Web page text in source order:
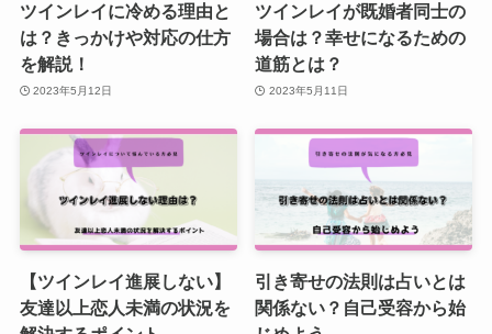
ツインレイに冷める理由と
は？きっかけや対応の仕方
を解説！
2023年5月12日
ツインレイが既婚者同士の
場合は？幸せになるための
道筋とは？
2023年5月11日
【ツインレイ進展しない】
友達以上恋人未満の状況を
引き寄せの法則は占いとは
関係ない？自己受容から始